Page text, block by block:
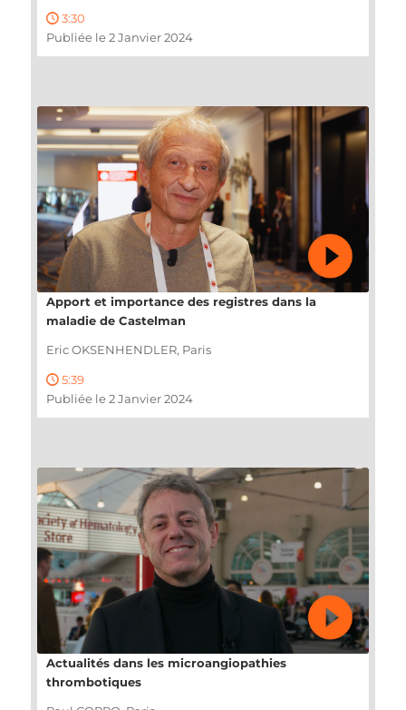
3:30
Publiée le 2 Janvier 2024
Apport et importance des registres dans la
maladie de Castelman
Eric OKSENHENDLER, Paris
5:39
Publiée le 2 Janvier 2024
Actualités dans les microangiopathies
thrombotiques